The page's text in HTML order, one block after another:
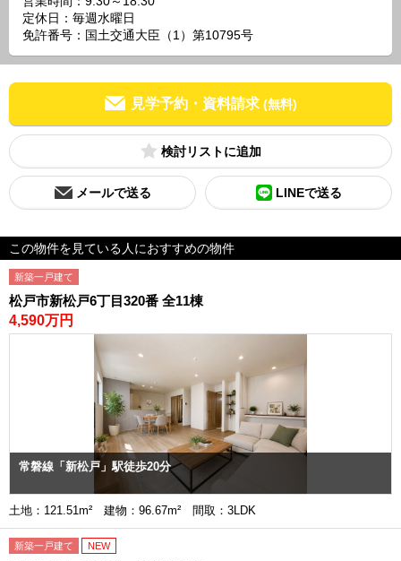
定休日：毎週水曜日
免許番号：国土交通大臣（1）第10795号
見学予約・資料請求 (無料)
検討リスト
メールで送る LINEで送る
この物件を見ている人におすすめの物件
新築一戸建て
松戸市新松戸6丁目320番 全11棟
4,590万円
常磐線「新松戸」駅徒歩20分
土地：121.51m² 建物：96.67m² 間取：3LDK
新築一戸建て NEW